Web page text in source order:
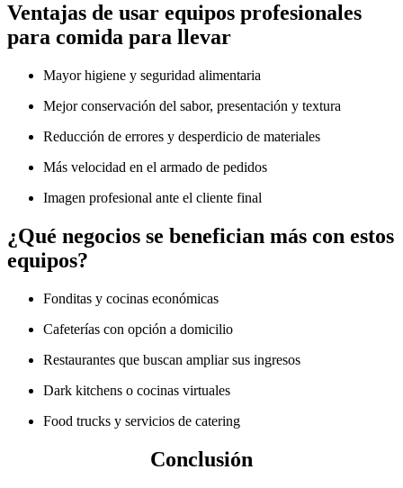
Ventajas de usar equipos profesionales
para comida para llevar
Mayor higiene y seguridad alimentaria
Mejor conservación del sabor, presentación y textura
Reducción de errores y desperdicio de materiales
Más velocidad en el armado de pedidos
Imagen profesional ante el cliente final
¿Qué negocios se benefician más con estos
equipos?
Fonditas y cocinas económicas
Cafeterías con opción a domicilio
Restaurantes que buscan ampliar sus ingresos
Dark kitchens o cocinas virtuales
Food trucks y servicios de catering
Conclusión